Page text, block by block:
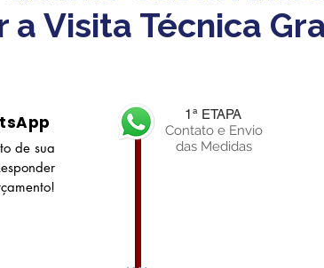
a Visita Técnica
de sua
1ª ETAPA
Contato e Envio
das Medidas